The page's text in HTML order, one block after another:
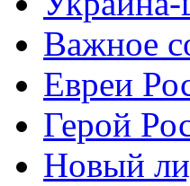
Важное
Евреи
Герой
Новый